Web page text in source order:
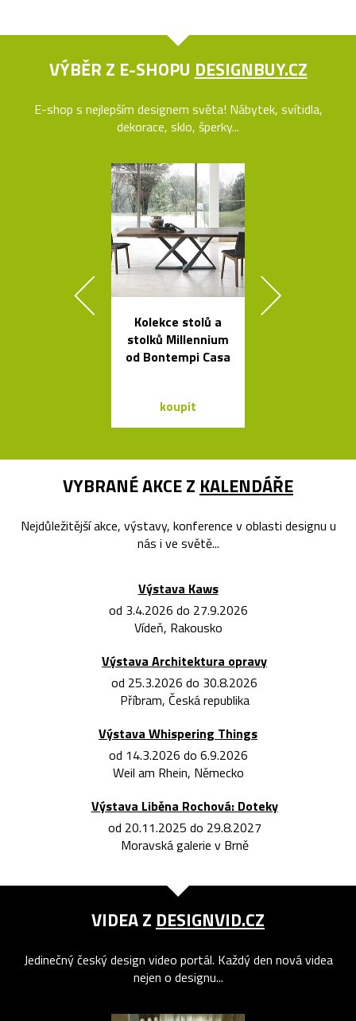
VÝBĚR Z E-SHOPU DESIGNBUY.CZ
E-shop s nejlepším designem světa! Nábytek, svítidla,
dekorace, sklo, šperky...
Kolekce stolů a
stolků Millennium
od Bontempi Casa
koupit
VYBRANÉ AKCE Z KALENDÁŘE
Nejdůležitější akce, výstavy, konference v oblasti designu u
nás i ve světě...
Výstava Kaws
od 3.4.2026 do 27.9.2026
Vídeň, Rakousko
Výstava Architektura opravy
od 25.3.2026 do 30.8.2026
Příbram, Česká republika
Výstava Whispering Things
od 14.3.2026 do 6.9.2026
Weil am Rhein, Německo
Výstava Liběna Rochová: Doteky
od 20.11.2025 do 29.8.2027
Moravská galerie v Brně
VIDEA Z DESIGNVID.CZ
Jedinečný český design video portál. Každý den nová videa
nejen o designu...